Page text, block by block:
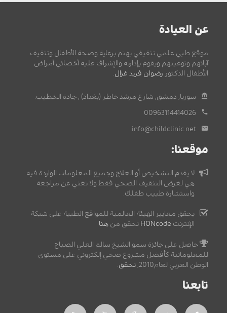
عن العيادة
موقع طبي علمي تثقيفي يهتم برعاية وصحة الأطفال وتثقيف
آبائهم وتوعيتهم ويقوم بإدارته والإشراف عليه أخصائي أمراض
الأطفال الدكتور رضوان فريد غزال
سوريا, دمشق, شارع مرشد خاطر (بغداد) , جادة الخطيب.
00963114414026
info@childclinic.net
موقعنا:
لا يقدم التشخيص أو العلاج وجميع المعلومات الواردة فيه
هي لغرض التثقيف الصحي فقط ولا تغني عن مراجعة
واستشارة طبيب طفلك.
يحقق معايير الهيئة العالمية للمواقع الطبية على شبكة
الإنترنت HONcode تحقق من هنا
حاصل على جائزة سمو الشيخ سالم العلي الصباح
للمعلوماتية كأفضل مشروع صحي إلكتروني على مستوى
الوطن العربي لعام2010,
تحقق
تابعنا